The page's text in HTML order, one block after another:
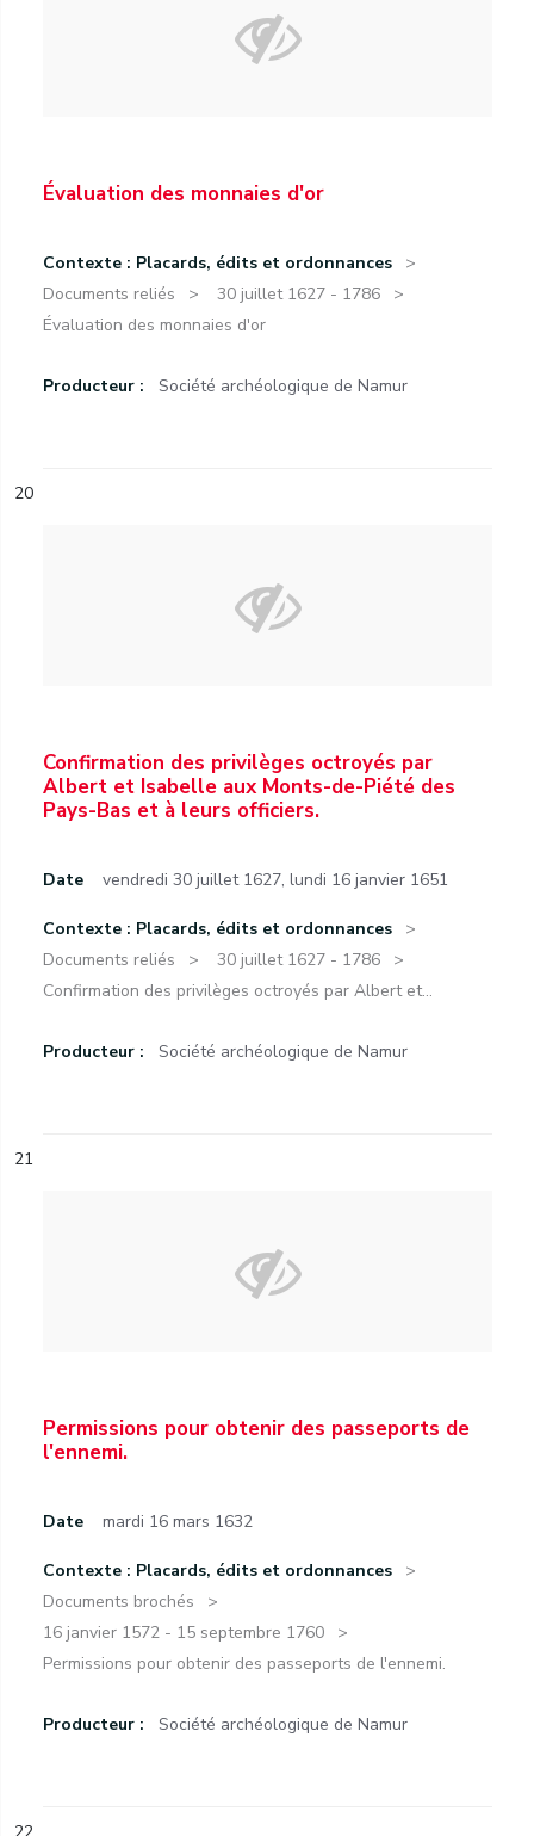
Évaluation des monnaies d'or
Contexte : Placards, édits et ordonnances
Documents reliés
30 juillet 1627 - 1786
Évaluation des monnaies d'or
Producteur : Société archéologique de Namur
20
Confirmation des privilèges octroyés par
Albert et Isabelle aux Monts-de-Piété des
Pays-Bas et à leurs officiers.
Date vendredi 30 juillet 1627, lundi 16 janvier 1651
Contexte : Placards, édits et ordonnances
Documents reliés
30 juillet 1627 - 1786
Confirmation des privilèges octroyés par Albert et...
Producteur : Société archéologique de Namur
21
Permissions pour obtenir des passeports de
l'ennemi.
Date mardi 16 mars 1632
Contexte : Placards, édits et ordonnances
Documents brochés
16 janvier 1572 - 15 septembre 1760
Permissions pour obtenir des passeports de l'ennemi.
Producteur : Société archéologique de Namur